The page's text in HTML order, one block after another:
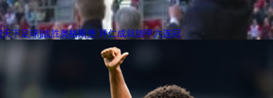
[天下足球]战胜奥格斯堡 拜仁成就德甲六连冠